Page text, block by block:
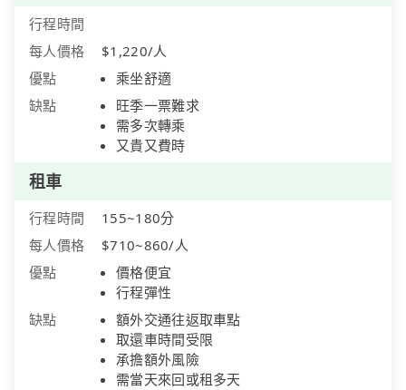
行程時間
每人價格
$1,220/人
優點
乘坐舒適
缺點
旺季一票難求
需多次轉乘
又貴又費時
租車
行程時間
155~180分
每人價格
$710~860/人
優點
價格便宜
行程彈性
缺點
額外交通往返取車點
取還車時間受限
承擔額外風險
需當天來回或租多天